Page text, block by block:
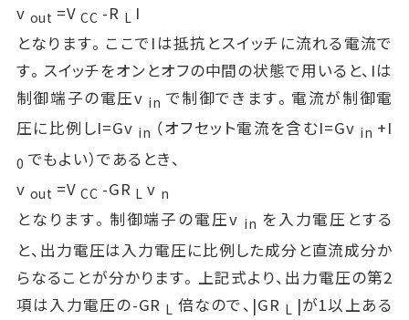
v out =VCC -R L I
となります。ここでIは抵抗とスイッチに流れる電流で
す。スイッチをオンとオフの中間の状態で用いると、Iは
制御端子の電圧v in で制御できます。電流が制御電
圧に比例しI=Gv in （オフセット電流を含むI=Gv in +I
0 でもよい）であるとき、
v out =VCC -GR Lv n
となります。制御端子の電圧v in を入力電圧とする
と、出力電圧は入力電圧に比例した成分と直流成分か
らなることが分かります。上記式より、出力電圧の第2
項は入力電圧の-GR L 倍なので、|GR L |が1以上ある